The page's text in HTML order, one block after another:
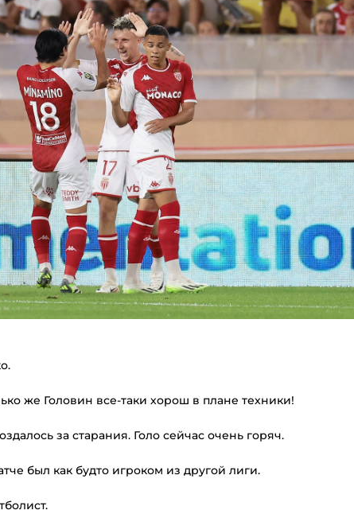
же Головин все-таки хорош в плане техники!
за старания. Голо сейчас очень горяч.
был как будто игроком из другой лиги.